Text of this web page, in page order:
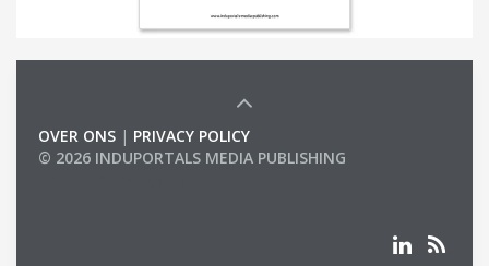
OVER ONS | PRIVACY POLICY
© 2026 INDUPORTALS MEDIA PUBLISHING